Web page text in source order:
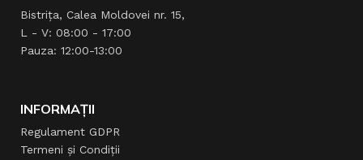
Bistrița, Calea Moldovei nr. 15,
L - V: 08:00 - 17:00
Pauza: 12:00-13:00
INFORMAȚII
Regulament GDPR
Termeni și Condiții